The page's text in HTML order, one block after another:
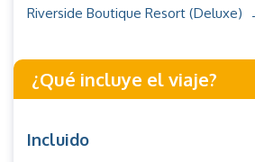
Riverside Boutique Resort (Deluxe)
¿Qué incluye el viaje?
Incluido